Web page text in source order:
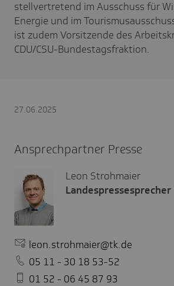
stellvertretend im Ausschuss für
Energie und im
ist zudem Vorsitzende des
CDU/CSU-Bundestagsfraktion.
27.06.2025
Ansprechpartner Presse
Leon Strohmaier
Landespressesprecher
leon.strohmaier@tk.de
05 11 - 30 18 53-52
01 52 - 06 45 87 93